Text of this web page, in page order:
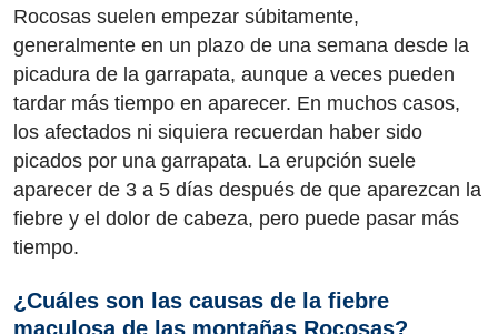
Rocosas suelen empezar súbitamente,
generalmente en un plazo de una semana desde la
picadura de la garrapata, aunque a veces pueden
tardar más tiempo en aparecer. En muchos casos,
los afectados ni siquiera recuerdan haber sido
picados por una garrapata. La erupción suele
aparecer de 3 a 5 días después de que aparezcan la
fiebre y el dolor de cabeza, pero puede pasar más
tiempo.
¿Cuáles son las causas de la fiebre
maculosa de las montañas Rocosas?